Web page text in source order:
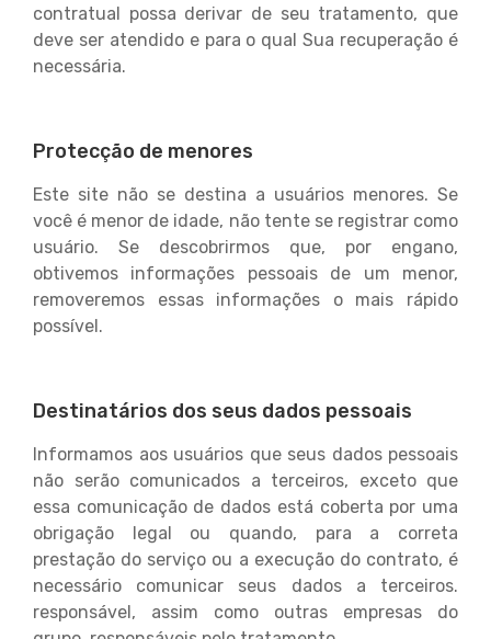
contratual possa derivar de seu tratamento, que
deve ser atendido e para o qual Sua recuperação é
necessária.
Protecção de menores
Este site não se destina a usuários menores. Se
você é menor de idade, não tente se registrar como
usuário. Se descobrirmos que, por engano,
obtivemos informações pessoais de um menor,
removeremos essas informações o mais rápido
possível.
Destinatários dos seus dados pessoais
Informamos aos usuários que seus dados pessoais
não serão comunicados a terceiros, exceto que
essa comunicação de dados está coberta por uma
obrigação legal ou quando, para a correta
prestação do serviço ou a execução do contrato, é
necessário comunicar seus dados a terceiros.
responsável, assim como outras empresas do